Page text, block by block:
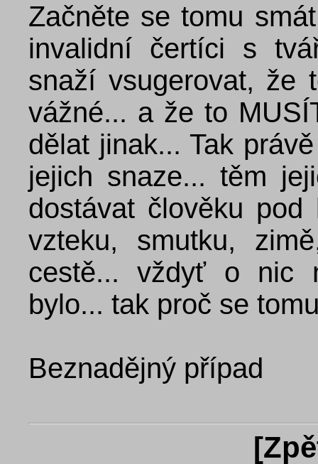
Začněte se tomu
invalidní čertíci s
snaží vsugerovat, že
vážné... a že to
dělat jinak... Tak
jejich snaze... těm
dostávat člověku
vzteku, smutku,
cestě... vždyť o nic
bylo... tak proč se
Beznadějný případ
[